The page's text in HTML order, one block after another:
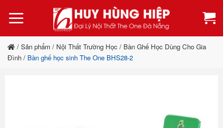
qua
dung
/ Sản phẩm / Nội Thất Trường Học / Bàn Ghế Học Dùng Cho Gia
Đình / Bàn ghế học sinh The One BHS28-2